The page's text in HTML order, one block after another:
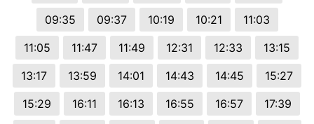
09:35
09:37 10:19 10:21
11:03
11:05
11:47 11:49 12:31 12:33
13:15
13:17
13:59 14:01 14:43 14:45
15:27
15:29
16:11 16:13 16:55 16:57
17:39